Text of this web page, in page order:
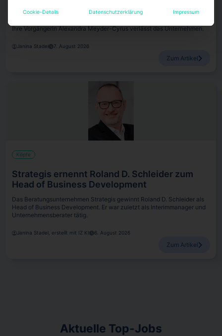
Ihre Vorgängerin Alexandra Meyder-Cyrus verlässt das Unternehmen.
Janina Stadel 7. August 2026
Zum Artikel
Köpfe
Strategis ernennt Roland D. Schleider zum
Head of Business Development
Das Beratungsunternehmen Strategis gewinnt Roland D. Schleider als
Head of Business Development. Er war zuletzt als Interimmanager und
Unternehmensberater tätig.
Janina Stadel, erstellt mit IZ KI 6. August 2026
Zum Artikel
Aktuelle Top-Jobs
Cookie-Details Datenschutzerklärung Impressum